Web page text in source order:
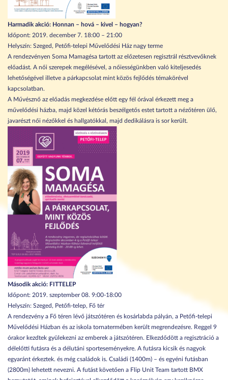
Harmadik akció: Honnan – hová – kivel – hogyan?
Időpont: 2019. december 7. 18:00 – 21:00
Helyszín: Szeged, Petőfi-telepi Művelődési Ház nagy terme
A rendezvényen Soma Mamagésa tartott az előzetesen regisztrál résztvevőknek
előadást. A női szerepek megélésével, a nőiességünkben való kiteljesedés
lehetőségével illetve a párkapcsolat mint közös fejlődés témakörével
kapcsolatban.
A Művésznő az előadás megkezdése előtt egy fél órával érkezett meg a
művelődési házba, majd közel kétórás beszélgetős estet tartott a nézőtéren ülő,
javarészt női nézőkkel és hallgatókkal, majd dedikálásra is sor került.
Második akció: FITTELEP
Időpont: 2019. szeptember 08. 9:00-18:00
Helyszín: Szeged, Petőfi-telep, Fő tér
A rendezvény a Fő téren lévő játszótéren és kosárlabda pályán, a Petőfi-telepi
Művelődési Házban és az iskola tornatermében került megrendezésre. Reggel 9
órakor kezdtek gyülekezni az emberek a játszótéren. Elkezdődött a regisztráció a
délelőtti futásra és a délutáni sporteseményekre. A futásra kicsik és nagyok
egyaránt érkeztek. és még családok is. Családi (1400m) – és egyéni futásban
(2800m) lehetett nevezni. A futást követően a Flip Unit Team tartott BMX